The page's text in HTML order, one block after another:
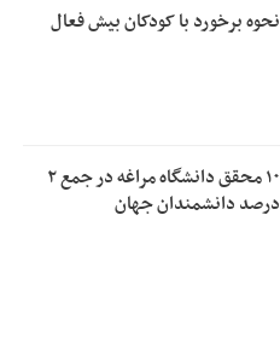
نحوه برخورد با کودکان بیش فعال
۱۰ محقق دانشگاه مراغه در جمع ۲
درصد دانشمندان جهان